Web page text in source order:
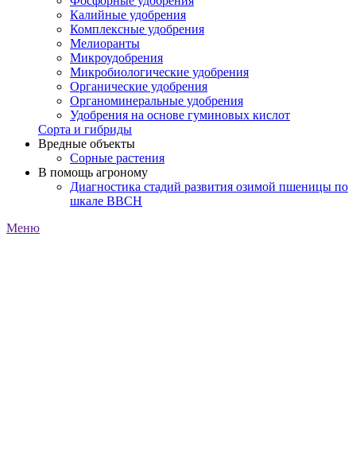
Калийные удобрения
Комплексные удобрения
Мелиоранты
Микроудобрения
Микробиологические удобрения
Органические удобрения
Органоминеральные удобрения
Удобрения на основе гуминовых кислот
Сорта и гибриды
Вредные объекты
Сорные растения
В помощь агроному
Диагностика стадий развития озимой пшеницы по
шкале ВВСН
Меню